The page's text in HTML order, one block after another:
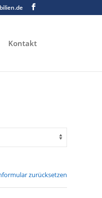
Kontakt
zurücksetzen